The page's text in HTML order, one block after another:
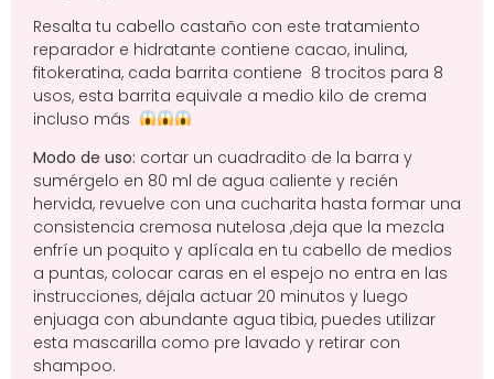
Resalta tu cabello castaño con este tratamiento
reparador e hidratante contiene cacao, inulina,
fitokeratina, cada barrita contiene 8 trocitos para 8
usos, esta barrita equivale a medio kilo de crema
incluso más
Modo de uso: cortar un cuadradito de la barra y
sumérgelo en 80 ml de agua caliente y recién
hervida, revuelve con una cucharita hasta formar una
consistencia cremosa nutelosa ,deja que la mezcla
enfríe un poquito y aplícala en tu cabello de medios
a puntas, colocar caras en el espejo no entra en las
instrucciones, déjala actuar 20 minutos y luego
enjuaga con abundante agua tibia, puedes utilizar
esta mascarilla como pre lavado y retirar con
shampoo.